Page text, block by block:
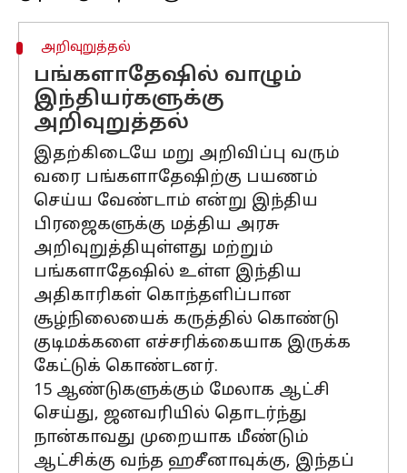
அறிவுறுத்தல்
பங்களாதேஷில் வாழும்
இந்தியர்களுக்கு
அறிவுறுத்தல்
இதற்கிடையே மறு அறிவிப்பு வரும்
வரை பங்களாதேஷிற்கு பயணம்
செய்ய வேண்டாம் என்று இந்திய
பிரஜைகளுக்கு மத்திய அரசு
அறிவுறுத்தியுள்ளது மற்றும்
பங்களாதேஷில் உள்ள இந்திய
அதிகாரிகள் கொந்தளிப்பான
சூழ்நிலையைக் கருத்தில் கொண்டு
குடிமக்களை எச்சரிக்கையாக இருக்க
கேட்டுக் கொண்டனர்.
15 ஆண்டுகளுக்கும் மேலாக ஆட்சி
செய்து, ஜனவரியில் தொடர்ந்து
நான்காவது முறையாக மீண்டும்
ஆட்சிக்கு வந்த ஹசீனாவுக்கு, இந்தப்